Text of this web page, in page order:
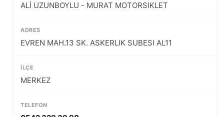
ALİ UZUNBOYLU - MURAT MOTORSIKLET
EVREN MAH.13 SK. ASKERLIK SUBESI AL11
MERKEZ